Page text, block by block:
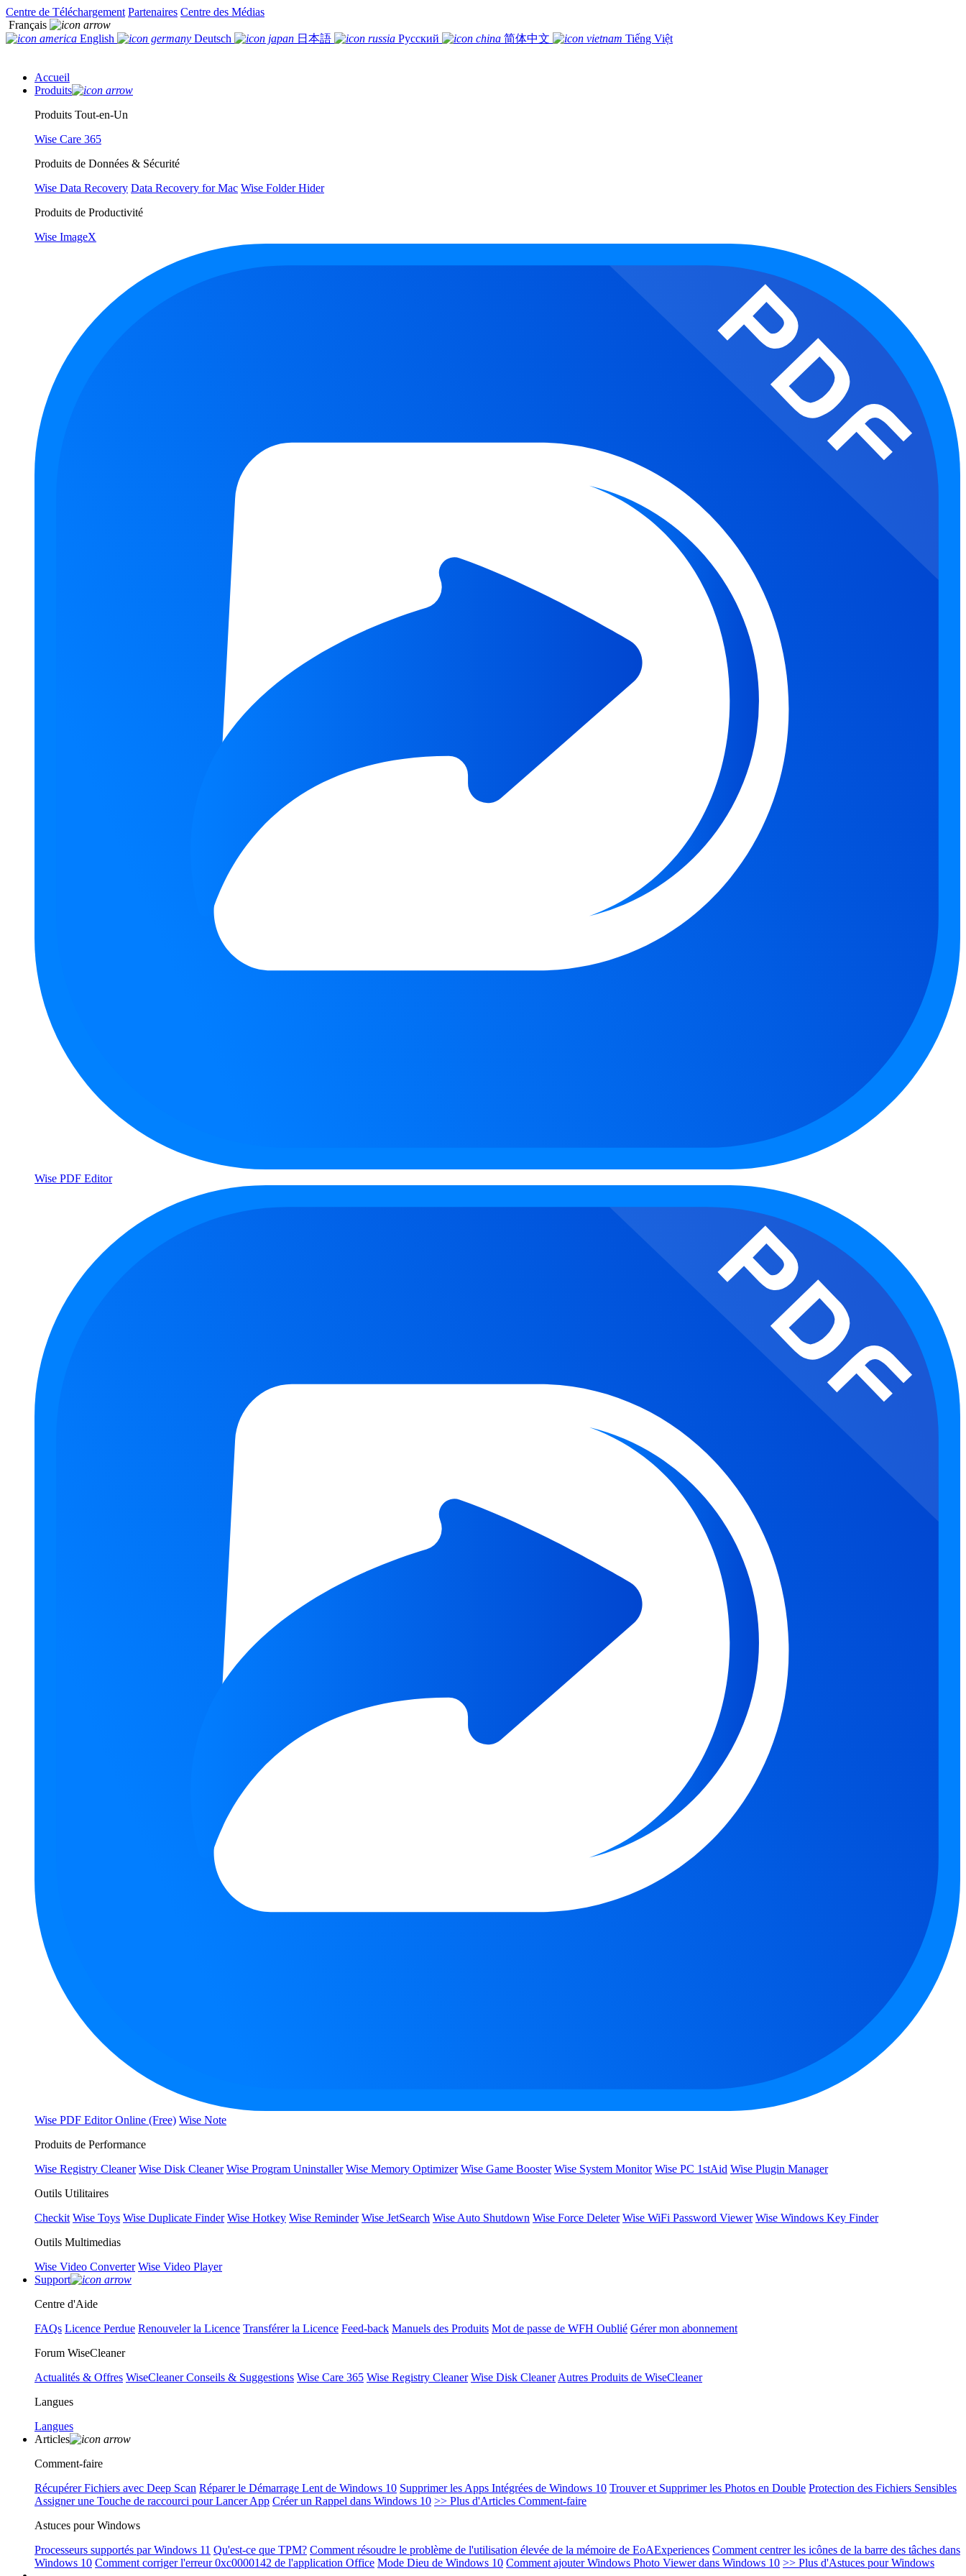
Centre de Téléchargement Partenaires Centre des Médias
Français
English
Deutsch 日本語 Русский 简体中文 Tiếng Việt
Accueil
Produits
Produits Tout-en-Un
Wise Care 365
Produits de Données & Sécurité
Wise Data Recovery Data Recovery for Mac Wise Folder Hider
Produits de Productivité
Wise ImageX
Wise PDF Editor
Wise PDF Editor Online (Free) Wise Note
Produits de Performance
Wise Registry Cleaner Wise Disk Cleaner Wise Program Uninstaller Wise Memory Optimizer Wise Game Booster Wise System Monitor Wise PC 1stAid Wise Plugin Manager
Outils Utilitaires
Checkit Wise Toys Wise Duplicate Finder Wise Hotkey Wise Reminder Wise JetSearch Wise Auto Shutdown Wise Force Deleter Wise WiFi Password Viewer Wise Windows Key Finder
Outils Multimedias
Wise Video Converter Wise Video Player
Support
Centre d'Aide
FAQs Licence Perdue Renouveler la Licence Transférer la Licence Feed-back Manuels des Produits Mot de passe de WFH Oublié Gérer mon abonnement
Forum WiseCleaner
Actualités & Offres WiseCleaner Conseils & Suggestions Wise Care 365 Wise Registry Cleaner Wise Disk Cleaner Autres Produits de WiseCleaner
Langues
Langues
Articles
Comment-faire
Récupérer Fichiers avec Deep Scan Réparer le Démarrage Lent de Windows 10 Supprimer les Apps Intégrées de Windows 10 Trouver et Supprimer les Photos en Double Protection des Fichiers Sensibles
Assigner une Touche de raccourci pour Lancer App Créer un Rappel dans Windows 10 >> Plus d'Articles Comment-faire
Astuces pour Windows
Processeurs supportés par Windows 11 Qu'est-ce que TPM? Comment résoudre le problème de l'utilisation élevée de la mémoire de EoAExperiences Comment centrer les icônes de la barre des tâches dans
Windows 10 Comment corriger l'erreur 0xc0000142 de l'application Office Mode Dieu de Windows 10 Comment ajouter Windows Photo Viewer dans Windows 10 >> Plus d'Astuces pour Windows